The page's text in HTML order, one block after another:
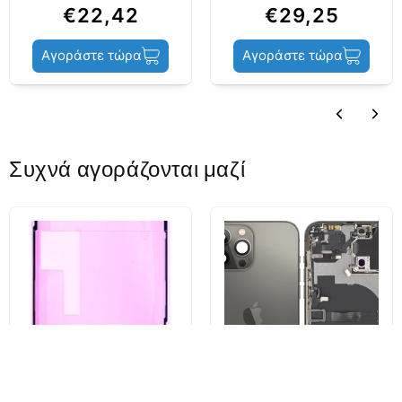
Περιεχόμενο
Μπαταρία / Κόλλα
Μπαταρίας
€22,42
Αγοράστε τώρα
€29,25
Αγοράστε τώρα
Συχνά αγοράζονται μαζί